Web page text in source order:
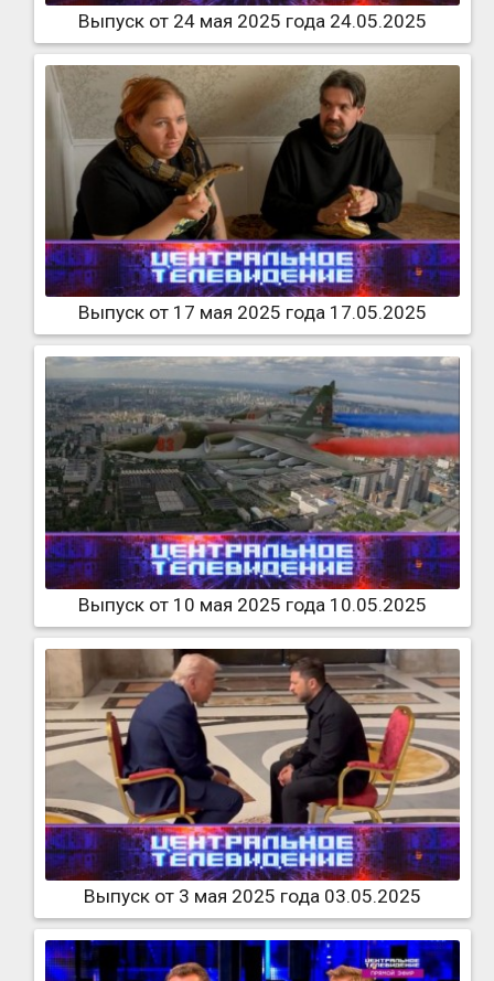
Выпуск от 24 мая 2025 года 24.05.2025
Выпуск от 17 мая 2025 года 17.05.2025
Выпуск от 10 мая 2025 года 10.05.2025
Выпуск от 3 мая 2025 года 03.05.2025